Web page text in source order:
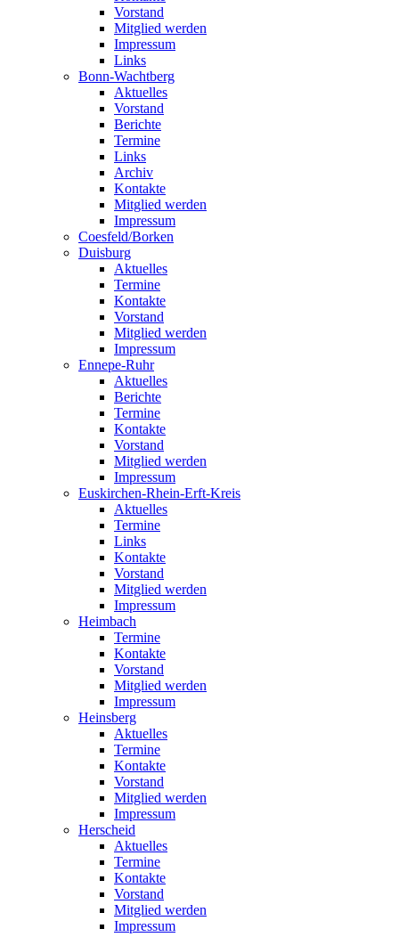
Vorstand
Mitglied werden
Impressum
Links
Bonn-Wachtberg
Aktuelles
Vorstand
Berichte
Termine
Links
Archiv
Kontakte
Mitglied werden
Impressum
Coesfeld/Borken
Duisburg
Aktuelles
Termine
Kontakte
Vorstand
Mitglied werden
Impressum
Ennepe-Ruhr
Aktuelles
Berichte
Termine
Kontakte
Vorstand
Mitglied werden
Impressum
Euskirchen-Rhein-Erft-Kreis
Aktuelles
Termine
Links
Kontakte
Vorstand
Mitglied werden
Impressum
Heimbach
Termine
Kontakte
Vorstand
Mitglied werden
Impressum
Heinsberg
Aktuelles
Termine
Kontakte
Vorstand
Mitglied werden
Impressum
Herscheid
Aktuelles
Termine
Kontakte
Vorstand
Mitglied werden
Impressum